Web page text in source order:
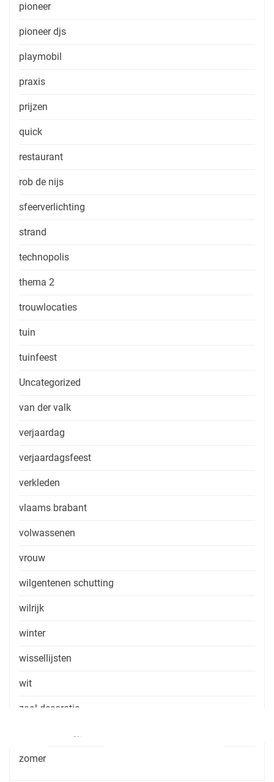
pioneer
pioneer djs
playmobil
praxis
prijzen
quick
restaurant
rob de nijs
sfeerverlichting
strand
technopolis
thema 2
trouwlocaties
tuin
tuinfeest
Uncategorized
van der valk
verjaardag
verjaardagsfeest
verkleden
vlaams brabant
volwassenen
vrouw
wilgentenen schutting
wilrijk
winter
wissellijsten
wit
zaal decoratie
zaal huren zonder consumptie
zomer